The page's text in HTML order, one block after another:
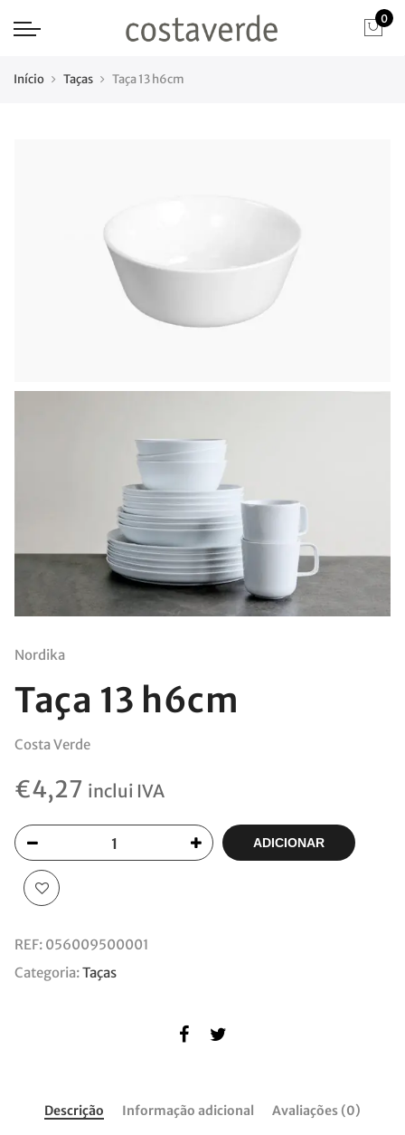
0
Início Taças Taça 13 h6cm
Nordika
Taça 13 h6cm
Costa Verde
€4,27 inclui IVA
ADICIONAR
REF: 056009500001
Categoria:Taças
Descrição Informação adicional Avaliações (0)